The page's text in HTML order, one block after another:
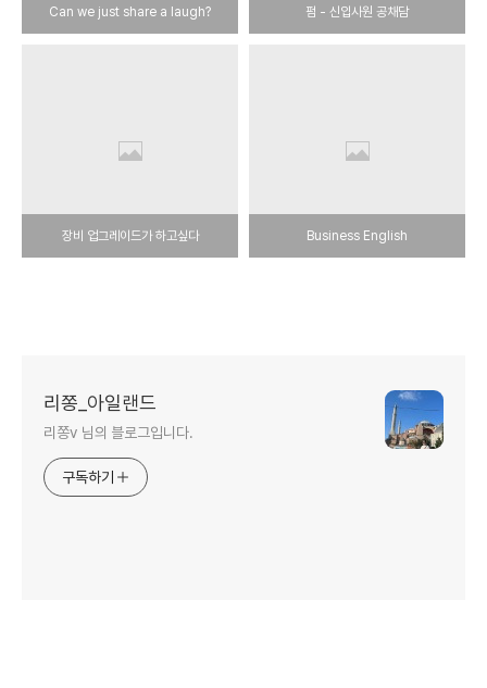
Can we just share a laugh? 펌 - 신입사원 공채담
장비 업그레이드가 하고싶다 Business English
리쫑_아일랜드
리쫑v 님의 블로그입니다.
구독하기